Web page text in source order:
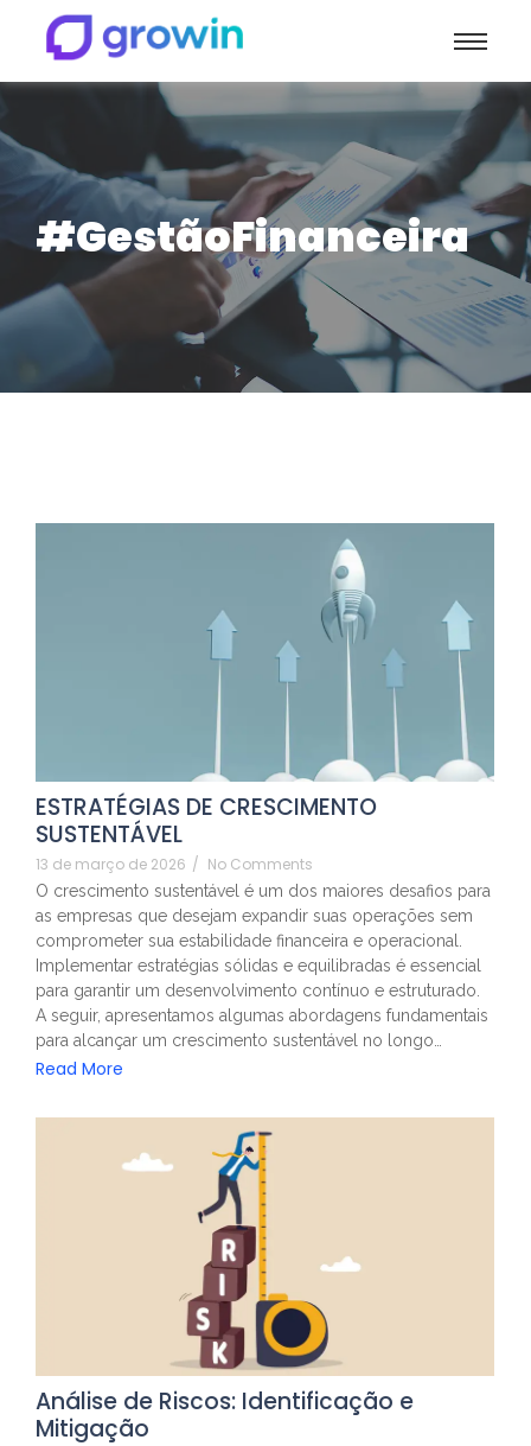
#GestãoFinanceira
ESTRATÉGIAS DE CRESCIMENTO
SUSTENTÁVEL
13 de março de 2026 / No Comments
O crescimento sustentável é um dos maiores desafios para
as empresas que desejam expandir suas operações sem
comprometer sua estabilidade financeira e operacional.
Implementar estratégias sólidas e equilibradas é essencial
para garantir um desenvolvimento contínuo e estruturado.
A seguir, apresentamos algumas abordagens fundamentais
para alcançar um crescimento sustentável no longo…
Read More
Análise de Riscos: Identificação e
Mitigação